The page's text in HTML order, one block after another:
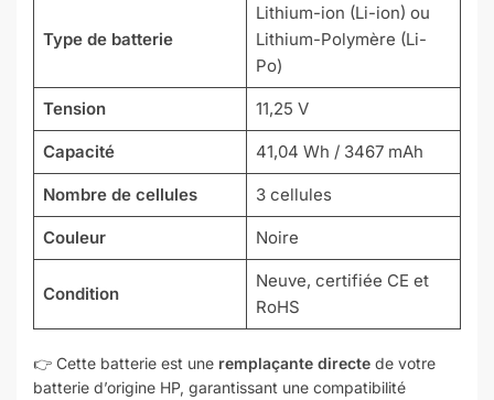
Type de batterie
Lithium-ion (Li-ion) ou
Lithium-Polymère (Li-
Po)
Tension 11,25 V
Capacité 41,04 Wh / 3467 mAh
Nombre de cellules 3 cellules
Couleur Noire
Condition
Neuve, certifiée CE et
RoHS
👉 Cette batterie est une remplaçante directe de votre
batterie d’origine HP, garantissant une compatibilité